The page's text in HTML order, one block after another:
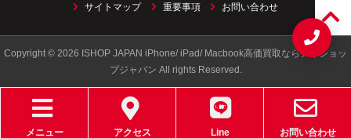
サイトマップ 重要事項 お問い合わせ
Copyright © 2026 ISHOP JAPAN iPhone/ iPad/ Macbook高価買取ならアイショッ
プジャパン All rights Reserved.
メニュー アクセス Line お問い合わせ